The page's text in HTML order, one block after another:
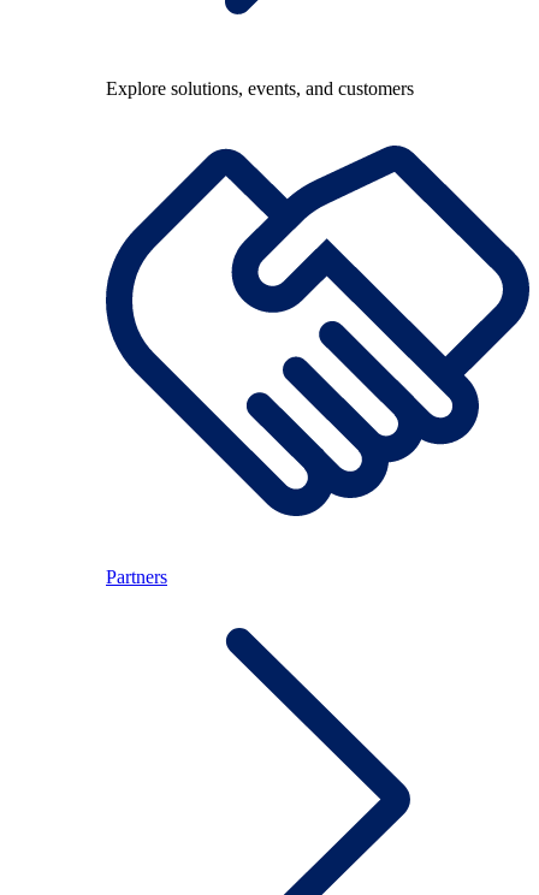
Explore solutions, events, and customers
Partners